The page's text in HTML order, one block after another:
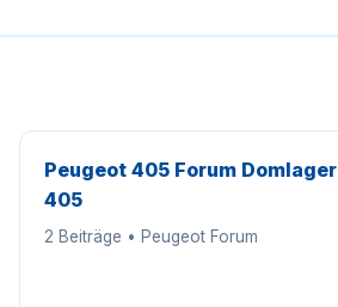
Peugeot 405 Forum Domlager
405
2 Beiträge • Peugeot Forum